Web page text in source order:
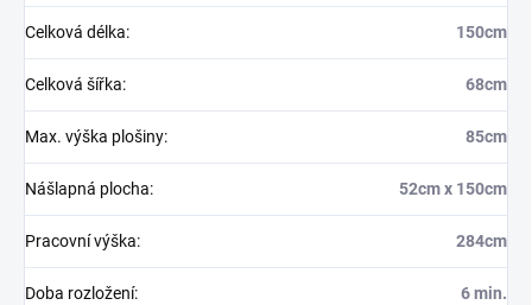
Celková délka: 150cm
Celková šířka: 68cm
Max. výška plošiny: 85cm
Nášlapná plocha: 52cm x 150cm
Pracovní výška: 284cm
Doba rozložení: 6 min.